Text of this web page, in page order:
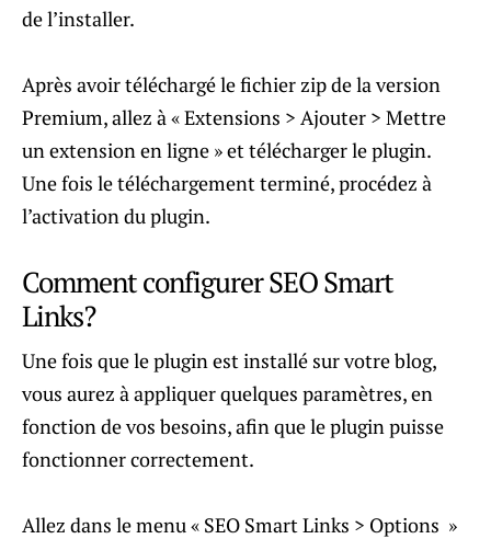
de l’installer.
Après avoir téléchargé le fichier zip de la version
Premium, allez à « Extensions > Ajouter > Mettre
un extension en ligne » et télécharger le plugin.
Une fois le téléchargement terminé, procédez à
l’activation du plugin.
Comment configurer SEO Smart
Links?
Une fois que le plugin est installé sur votre blog,
vous aurez à appliquer quelques paramètres, en
fonction de vos besoins, afin que le plugin puisse
fonctionner correctement.
Allez dans le menu « SEO Smart Links > Options »